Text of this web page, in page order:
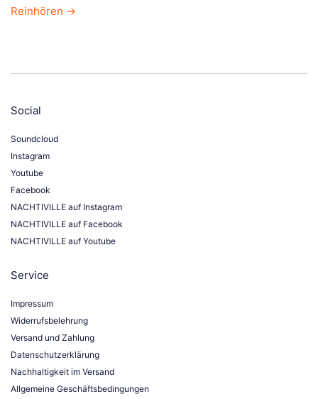
Reinhören →
Social
Soundcloud
Instagram
Youtube
Facebook
NACHTIVILLE auf Instagram
NACHTIVILLE auf Facebook
NACHTIVILLE auf Youtube
Service
Impressum
Widerrufsbelehrung
Versand und Zahlung
Datenschutzerklärung
Nachhaltigkeit im Versand
Allgemeine Geschäftsbedingungen